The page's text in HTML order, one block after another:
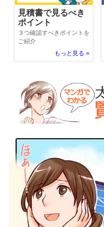
見積書で見るべき
ポイント
３つ確認すべきポイントを
ご紹介
もっと見る »